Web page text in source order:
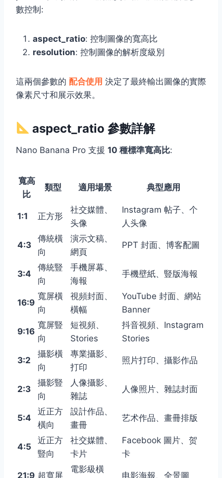
數控制:
aspect_ratio: 控制圖像的寬高比
resolution: 控制圖像的解析度級別
這兩個參數的 配合使用 決定了最終輸出圖像的實際
像素尺寸和展示效果。
aspect_ratio 參數詳解
Nano Banana Pro 支援 10 種標準寬高比:
寬高
比
類型 適用場景 典型應用
1:1 正方形
社交媒體、
头像
Instagram 帖子、个
人头像
4:3
傳統橫
向
演示文稿、
網頁
PPT 封面、博客配圖
3:4
傳統豎
向
手機屏幕、
海報
手機壁紙、豎版海報
16:9
寬屏橫
向
視頻封面、
橫幅
YouTube 封面、網站
Banner
9:16
寬屏豎
向
短視頻、
Stories
抖音視頻、Instagram
Stories
3:2
攝影橫
向
專業攝影、
打印
照片打印、攝影作品
2:3
攝影豎
向
人像攝影、
雜誌
人像照片、雜誌封面
5:4
近正方
橫向
設計作品、
畫冊
艺术作品、畫冊排版
4:5
近正方
豎向
社交媒體、
卡片
Facebook 圖片、贺
卡
21:9 超寬屏
電影級橫
电影海報、全景圖